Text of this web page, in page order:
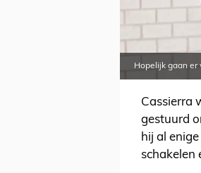
Hopelijk gaan er
Cassierra
gestuurd
hij al
schakelen